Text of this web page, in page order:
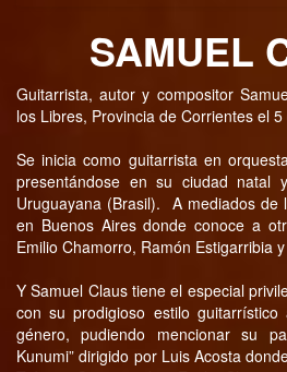
SAMUEL
Guitarrista, autor y compositor
los Libres, Provincia de Corrientes el
Se inicia como guitarrista en
presentándose en su ciudad
Uruguayana (Brasil). A mediados de
en Buenos Aires donde conoce a
Emilio Chamorro, Ramón Estigarribia
Y Samuel Claus tiene el especial
con su prodigioso estilo
género, pudiendo mencionar su
Kunumi” dirigido por Luis Acosta